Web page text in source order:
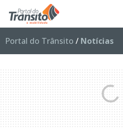
Portal do Trânsito / Notícias